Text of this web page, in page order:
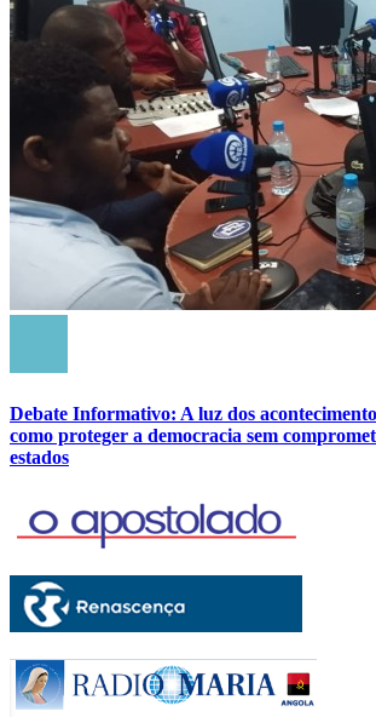
Debate Informativo: A luz dos
como proteger a democracia sem
estados